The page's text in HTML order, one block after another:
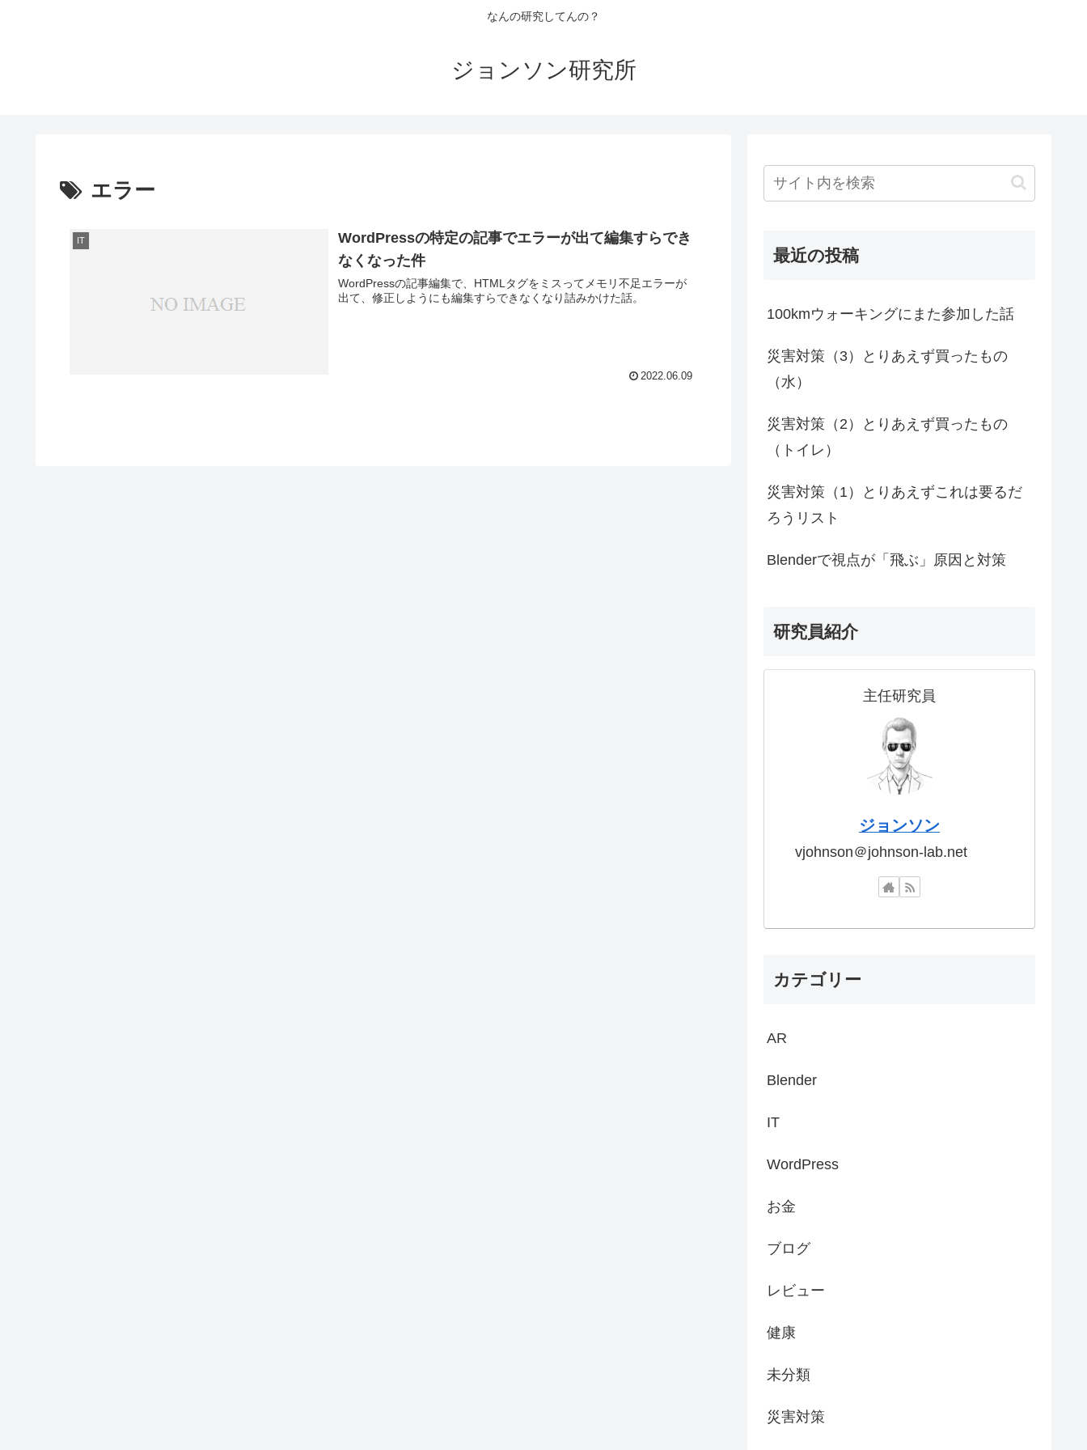
なんの研究してんの？
ジョンソン研究所
エラー
IT
WordPressの特定の記事でエラーが出て編集すらでき
なくなった件
WordPressの記事編集で、HTMLタグをミスってメモリ不足エラーが
出て、修正しようにも編集すらできなくなり詰みかけた話。
2022.06.09
最近の投稿
100kmウォーキングにまた参加した話
災害対策（3）とりあえず買ったもの
（水）
災害対策（2）とりあえず買ったもの
（トイレ）
災害対策（1）とりあえずこれは要るだ
ろうリスト
Blenderで視点が「飛ぶ」原因と対策
研究員紹介
主任研究員
ジョンソン
vjohnson＠johnson-lab.net
カテゴリー
AR
Blender
IT
WordPress
お金
ブログ
レビュー
健康
未分類
災害対策